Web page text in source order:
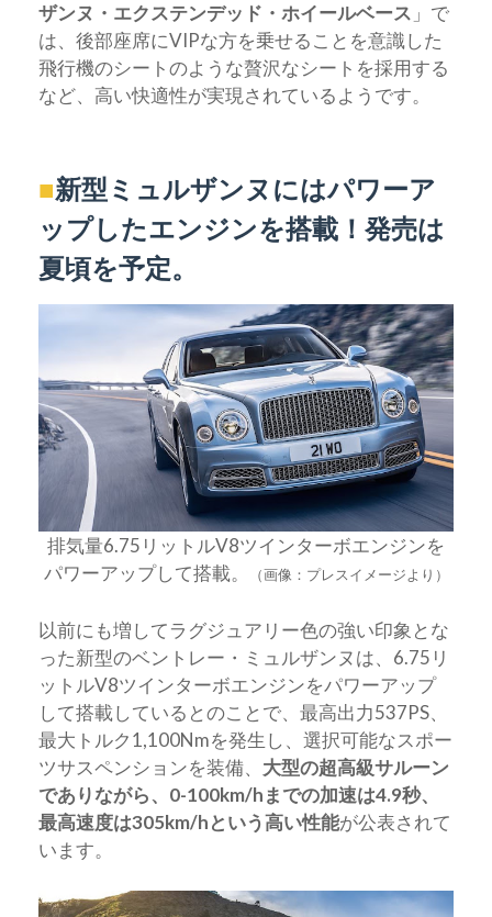
ザンヌ・エクステンデッド・ホイールベース 」で
は、後部座席にVIPな方を乗せることを意識した
飛行機のシートのような贅沢なシートを採用する
など、高い快適性が実現されているようです。
■新型ミュルザンヌにはパワーア
ップしたエンジンを搭載！発売は
夏頃を予定。
排気量6.75リットルV8ツインターボエンジンを
パワーアップして搭載。
（画像：プレスイメージより）
以前にも増してラグジュアリー色の強い印象とな
った新型のベントレー・ミュルザンヌは、6.75リ
ットルV8ツインターボエンジンをパワーアップ
して搭載しているとのことで、最高出力537PS、
最大トルク1,100Nmを発生し、選択可能なスポー
ツサスペンションを装備、 大型の超高級サルーン
でありながら、0-100km/hまでの加速は4.9秒、
最高速度は305km/hという高い性能が公表されて
います。